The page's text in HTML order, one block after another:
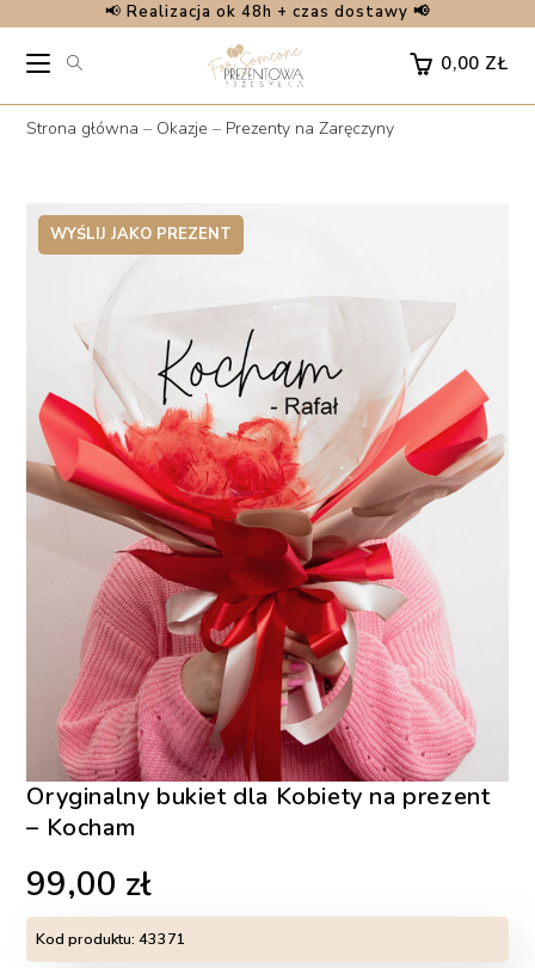
content
📢 Realizacja ok 48h + czas dostawy 📢
0,00 ZŁ
Strona główna – Okazje – Prezenty na Zaręczyny
WYŚLIJ JAKO PREZENT
Oryginalny bukiet dla Kobiety na prezent
– Kocham
99,00 zł
Kod produktu:43371